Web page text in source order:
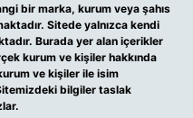
bir marka, kurum veya şahıs
Sitede yalnızca kendi
Burada yer alan içerikler
kurum ve kişiler hakkında
ve kişiler ile isim
bilgiler taslak